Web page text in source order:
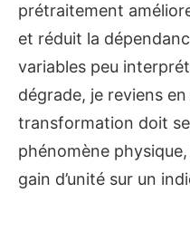
prétraitement
et réduit la
variables peu
dégrade, je reviens
transformation doit
phénomène
gain d’unité sur un